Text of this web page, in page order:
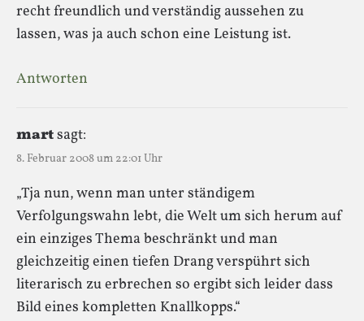
recht freundlich und verständig aussehen zu
lassen, was ja auch schon eine Leistung ist.
Antworten
martsagt:
8. Februar 2008 um 22:01 Uhr
„Tja nun, wenn man unter ständigem
Verfolgungswahn lebt, die Welt um sich herum auf
ein einziges Thema beschränkt und man
gleichzeitig einen tiefen Drang verspührt sich
literarisch zu erbrechen so ergibt sich leider dass
Bild eines kompletten Knallkopps.“